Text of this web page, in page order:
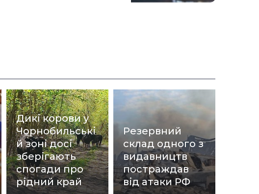
Дикі корови у
Чорнобильські
й зоні досі
зберігають
спогади про
рідний край
Резервний
склад одного з
видавництв
постраждав
від атаки РФ